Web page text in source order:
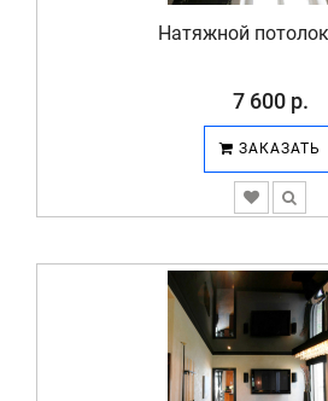
Натяжной
7 600 р.
ЗАКАЗАТЬ